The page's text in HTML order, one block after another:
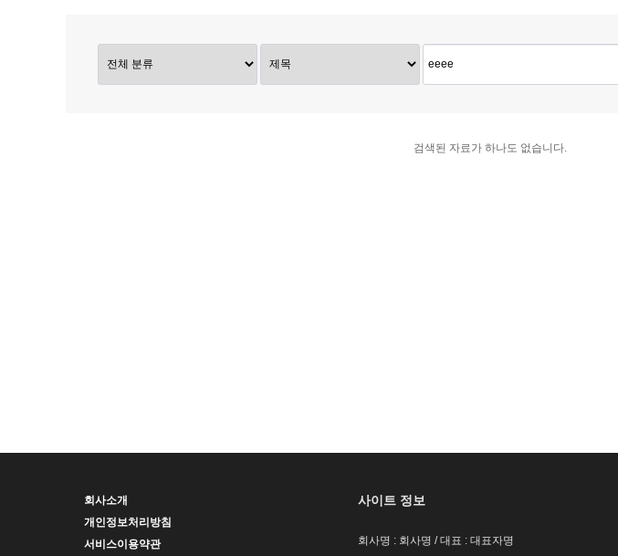
검색된 자료가 하나도 없습니다.
회사소개
개인정보처리방침
서비스이용약관
사이트 정보
회사명 : 회사명 / 대표 : 대표자명